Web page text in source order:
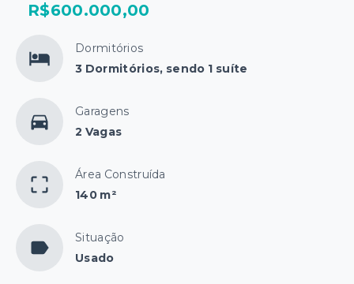
R$600.000,00
Dormitórios
3 Dormitórios, sendo 1 suíte
Garagens
2 Vagas
Área Construída
140 m²
Situação
Usado